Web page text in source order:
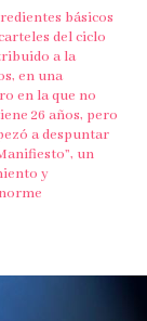
básicos
del ciclo
a la
en una
en la que no
26 años, pero
a despuntar
un
y